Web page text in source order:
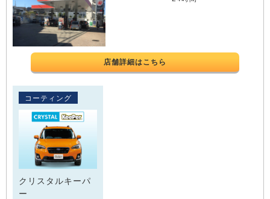
店舗詳細はこちら
コーティング
クリスタルキーパ
ー